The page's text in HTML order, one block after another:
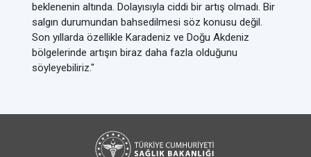
beklenenin altında. Dolayısıyla ciddi bir artış olmadı. Bir
salgın durumundan bahsedilmesi söz konusu değil.
Son yıllarda özellikle Karadeniz ve Doğu Akdeniz
bölgelerinde artışın biraz daha fazla olduğunu
söyleyebiliriz."